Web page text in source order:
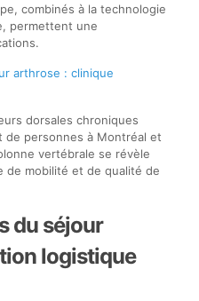
combinés à la technologie
permettent une
arthrose : clinique
dorsales chroniques
personnes à Montréal et
vertébrale se révèle
de mobilité et de qualité de
du séjour
logistique